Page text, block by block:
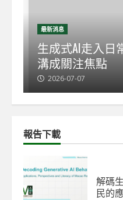
最新消息
生成式AI走入日
溝成關注焦點
2026-07-07
報告下載
解碼
民的